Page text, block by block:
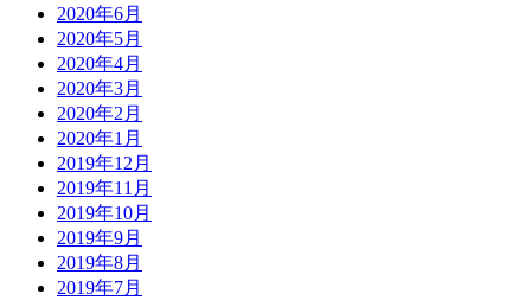
2020年6月
2020年5月
2020年4月
2020年3月
2020年2月
2020年1月
2019年12月
2019年11月
2019年10月
2019年9月
2019年8月
2019年7月